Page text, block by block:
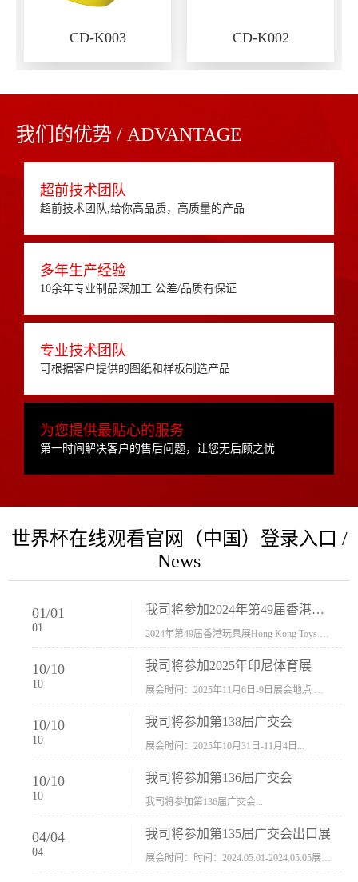
CD-K003 CD-K002
我们的优势 / ADVANTAGE
超前技术团队
超前技术团队,给你高品质，高质量的产品
多年生产经验
10余年专业制品深加工 公差/品质有保证
专业技术团队
可根据客户提供的图纸和样板制造产品
为您提供最贴心的服务
第一时间解决客户的售后问题，让您无后顾之忧
世界杯在线观看官网（中国）登录入口 /
News
01/01
01
我司将参加2024年第49届香港玩具展Hong Kong Toys & Games Fair 欢迎新···
10/10
10
我司将参加2025年印尼体育展
10/10
10
我司将参加第138届广交会
展会时间：2025年10月31日-11月4日...
10/10
10
我司将参加第136届广交会
我司将参加第136届广交会...
04/04
04
我司将参加第135届广交会出口展
展会时间：时间：2024.05.01-2024.05.05展会地址：中国进出口商品交易会展馆福建康莱宝公司展位号12.1G37-38、H11-12，浙江康莱宝展位号17.1B23-24、C19-20...